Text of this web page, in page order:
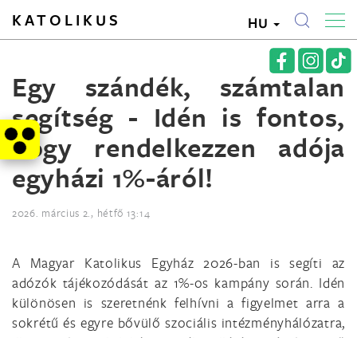
KATOLIKUS HU
Egy szándék, számtalan
segítség - Idén is fontos,
hogy rendelkezzen adója
egyházi 1%-áról!
2026. március 2., hétfő 13:14
A Magyar Katolikus Egyház 2026-ban is segíti az
adózók tájékozódását az 1%-os kampány során. Idén
különösen is szeretnénk felhívni a figyelmet arra a
sokrétű és egyre bővülő szociális intézményhálózatra,